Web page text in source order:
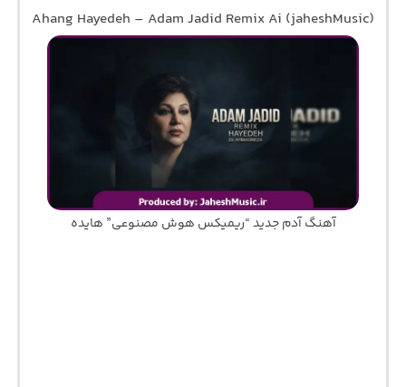
Ahang Hayedeh – Adam Jadid Remix Ai (jaheshMusic)
آهنگ آدم جدید “ریمیکس هوش مصنوعی” هایده